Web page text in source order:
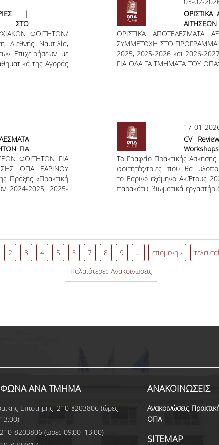
|
ΣΤΟ
|
2025
ΦΟΙΤΗΤΩΝ/
Ναυτιλία,
Επιχειρήσεων με
της Αγοράς
Πανεπιστημίου
Έτους
ΣΤΟ
ΟΠΑ
2025 - 2026
ΟΡΙΣΤΙΚΑ ΑΠΟΤΕΛΕΣΜΑΤΑ
ΣΥΜΜΕΤΟΧΗ ΣΤΟ ΠΡΟΓΡΑΜΜΑ
2025, 2025-2026 και 2026-
ΓΙΑ ΟΛΑ ΤΑ ΤΜΗΜΑΤΑ ΤΟΥ
ΕΠΙΧΕΙΡΗΣΕΩΝ
ΧΡΗΜΑΤΟΟΙΚΟΝΟΜΙΚΗΣ
«Πρακτική Άσκηση
2025-2026 και 2026-2027»
ΓΙΑ
ΦΟΙΤΗΤΩΝ ΓΙΑ
ΟΠΑ ΕΑΡΙΝΟΥ
Πράξης «Πρακτική
2024-2025, 2025-
συγκροτήθηκαν οι
τα προσωρινά
– 2026 με βάση
τις Συνελεύσεις των
17-01-
CV
Εξάμηνο
Το Γραφείο Πρακτικής
φοιτητές/τριες που θα
το Εαρινό εξάμηνο Ακ.Έτους
παρακάτω βιωματικά
Τετάρτη 21.01.2026 | Interview
Πέμπτη 22.01.2026 | Shine up
ΤΟΠΟΣ: 2ος όροφος,
Άσκησης & Διασύνδεσης Αν
2 3 4 5 6 7 8 9 … επόμενη ›
Παλαιότερες Ανακοινώσεις
ΑΝΑ ΤΜΗΜΑ
Επιστήμης: 210-8203806 (ώρες
8203806 (ώρες 09:00–13:00)
ΑΝΑΚΟΙΝΩΣΕΙΣ
Ανακοινώσεις
ΟΠΑ
SITEMAP